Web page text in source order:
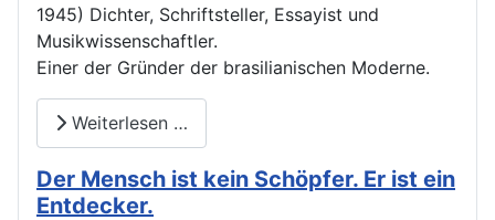
1945) Dichter, Schriftsteller, Essayist und
Musikwissenschaftler.
Einer der Gründer der brasilianischen Moderne.
Weiterlesen …
Der Mensch ist kein Schöpfer. Er ist ein
Entdecker.